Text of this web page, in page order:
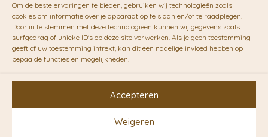
Om de beste ervaringen te bieden, gebruiken wij technologieën zoals
cookies om informatie over je apparaat op te slaan en/of te raadplegen.
Door in te stemmen met deze technologieën kunnen wij gegevens zoals
surfgedrag of unieke ID's op deze site verwerken. Als je geen toestemming
geeft of uw toestemming intrekt, kan dit een nadelige invloed hebben op
bepaalde functies en mogelijkheden.
Accepteren
Weigeren
RADIJS werkt samen met de duurzame bezorgdienst
vanFietskoeriers.nl. Pakketten (mits voorradig) voor
10.00 uur besteld op een doordeweekse dag,
bezorgen zij soms nog op dezelfde dag in de
avonduren! Brievenbuspakjes de volgende dag. En
waar mogelijk ook echt op de fiets!!